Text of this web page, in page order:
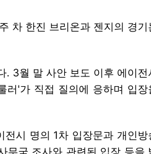
차 한진 브리온과 젠지의 경기
. 3월 말 사안 보도 이후 에이전
러'가 직접 질의에 응하며 입장
시 명의 1차 입장문과 개인방
무국 조사와 관련된 입장 등을